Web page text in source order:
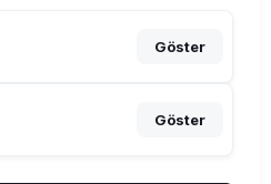
Göster
Göster